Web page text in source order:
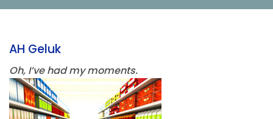
AH Geluk
Oh, I’ve had my moments.